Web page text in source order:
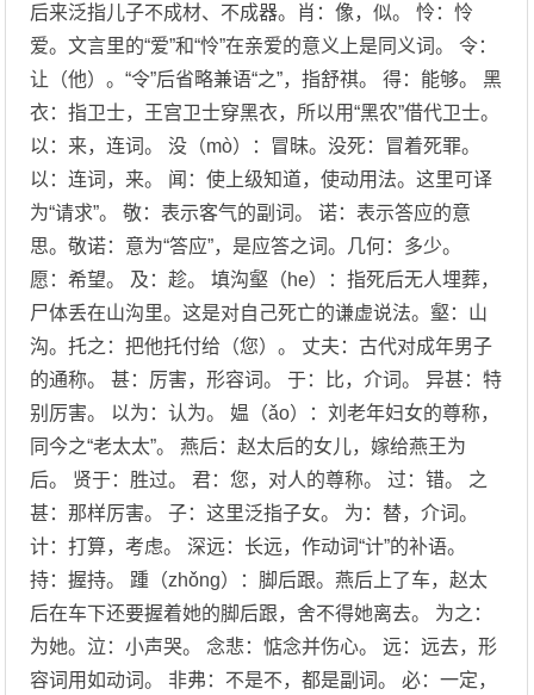
后来泛指儿子不成材、不成器。肖：像，似。 怜：怜
爱。文言里的“爱”和“怜”在亲爱的意义上是同义词。 令：
让（他）。“令”后省略兼语“之”，指舒祺。 得：能够。 黑
衣：指卫士，王宫卫士穿黑衣，所以用“黑农”借代卫士。
以：来，连词。 没（mò）：冒昧。没死：冒着死罪。
以：连词，来。 闻：使上级知道，使动用法。这里可译
为“请求”。 敬：表示客气的副词。 诺：表示答应的意
思。敬诺：意为“答应”，是应答之词。几何：多少。
愿：希望。 及：趁。 填沟壑（he）：指死后无人埋葬，
尸体丢在山沟里。这是对自己死亡的谦虚说法。壑：山
沟。托之：把他托付给（您）。 丈夫：古代对成年男子
的通称。 甚：厉害，形容词。 于：比，介词。 异甚：特
别厉害。 以为：认为。 媪（ǎo）：刘老年妇女的尊称，
同今之“老太太”。 燕后：赵太后的女儿，嫁给燕王为
后。 贤于：胜过。 君：您，对人的尊称。 过：错。 之
甚：那样厉害。 子：这里泛指子女。 为：替，介词。
计：打算，考虑。 深远：长远，作动词“计”的补语。
持：握持。 踵（zhǒng）：脚后跟。燕后上了车，赵太
后在车下还要握着她的脚后跟，舍不得她离去。 为之：
为她。泣：小声哭。 念悲：惦念并伤心。 远：远去，形
容词用如动词。 非弗：不是不，都是副词。 必：一定，